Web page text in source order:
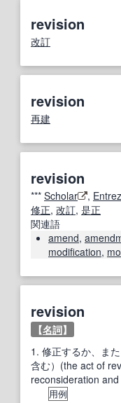
revision
改訂
revision
再建
revision
*** Scholar , Entrez
修正, 改訂, 是正
関連語
amend,
modification,
revision
【名詞】
1. 修正するか、ま
含む）(the act of
reconsideration
用例